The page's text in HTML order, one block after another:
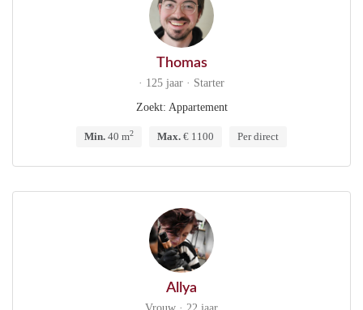
Thomas
· 125 jaar · Starter
Zoekt: Appartement
Min. 40 m2 Max. € 1100 Per direct
Allya